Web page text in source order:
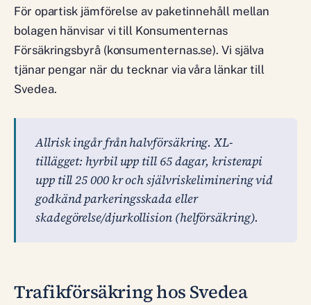
För opartisk jämförelse av paketinnehåll mellan
bolagen hänvisar vi till Konsumenternas
Försäkringsbyrå (konsumenternas.se). Vi själva
tjänar pengar när du tecknar via våra länkar till
Svedea.
Allrisk ingår från halvförsäkring. XL-
tillägget: hyrbil upp till 65 dagar, kristerapi
upp till 25 000 kr och självriskeliminering vid
godkänd parkeringsskada eller
skadegörelse/djurkollision (helförsäkring).
Trafikförsäkring hos Svedea